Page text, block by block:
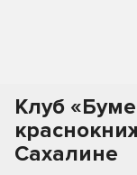
Клуб
Сахалине